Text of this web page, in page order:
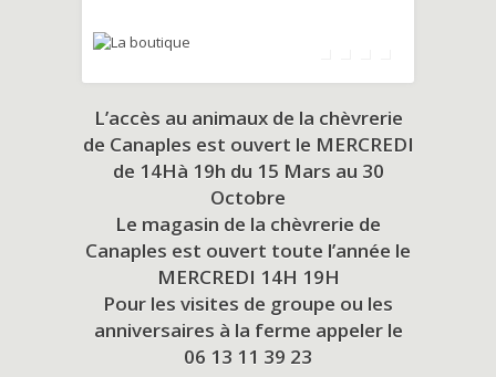
L’accès au animaux de la chèvrerie
de Canaples est ouvert le MERCREDI
de 14Hà 19h du 15 Mars au 30
Octobre
Le magasin de la chèvrerie de
Canaples est ouvert toute l’année le
MERCREDI 14H 19H
Pour les visites de groupe ou les
anniversaires à la ferme appeler le
06 13 11 39 23